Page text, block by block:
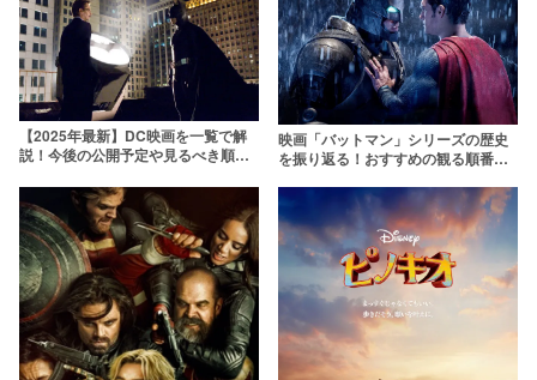
【2025年最新】DC映画を一覧で解
説！今後の公開予定や見るべき順
映画「バットマン」シリーズの歴史
を振り返る！おすすめの観る順番や